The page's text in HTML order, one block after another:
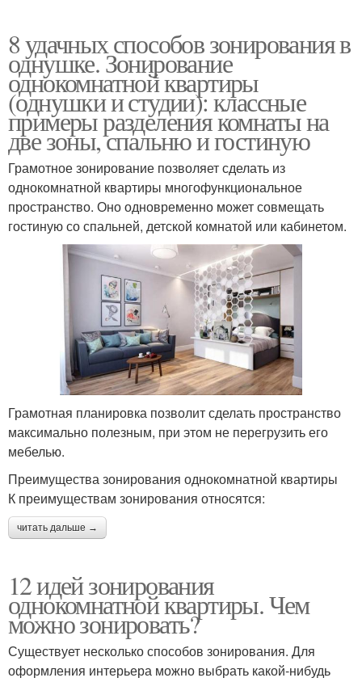
8 удачных способов зонирования в
однушке. Зонирование
однокомнатной квартиры
(однушки и студии): классные
примеры разделения комнаты на
две зоны, спальню и гостиную
Грамотное зонирование позволяет сделать из
однокомнатной квартиры многофункциональное
пространство. Оно одновременно может совмещать
гостиную со спальней, детской комнатой или кабинетом.
Грамотная планировка позволит сделать пространство
максимально полезным, при этом не перегрузить его
мебелью.
Преимущества зонирования однокомнатной квартиры
К преимуществам зонирования относятся:
читать дальше →
12 идей зонирования
однокомнатной квартиры. Чем
можно зонировать?
Существует несколько способов зонирования. Для
оформления интерьера можно выбрать какой-нибудь